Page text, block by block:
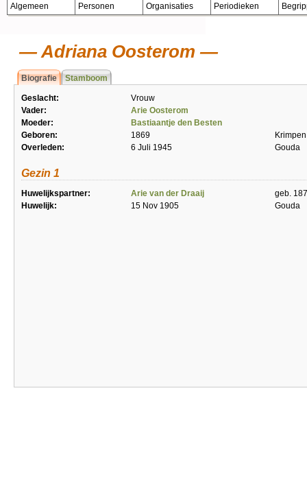
Algemeen Personen Organisaties Periodieken
Adriana Oosterom
Biografie Stamboom
Geslacht:
Vrouw
Vader:
Arie Oosterom
Moeder:
Bastiaantje den Besten
Geboren:
1869
Overleden:
6 Juli 1945 Gouda
Gezin 1
Huwelijkspartner: Arie van der Draaij
geb.
Huwelijk:
15 Nov 1905 Gouda